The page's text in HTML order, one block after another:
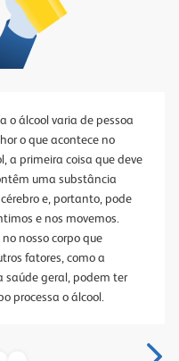
o álcool varia de pessoa
o que acontece no
a primeira coisa que deve
uma substância
e, portanto, pode
e nos movemos.
nosso corpo que
fatores, como a
saúde geral, podem ter
processa o álcool.